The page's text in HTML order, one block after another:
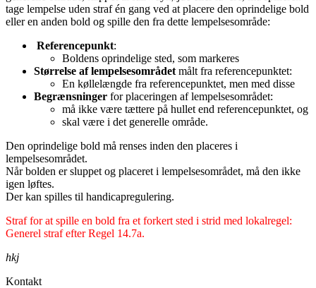
tage lempelse uden straf én gang ved at placere den oprindelige bold
eller en anden bold og spille den fra dette lempelsesområde:
Referencepunkt:
Boldens oprindelige sted, som markeres
Størrelse af lempelsesområdet målt fra referencepunktet:
En køllelængde fra referencepunktet, men med disse
Begrænsninger for placeringen af lempelsesområdet:
må ikke være tættere på hullet end referencepunktet, og
skal være i det generelle område.
Den oprindelige bold må renses inden den placeres i
lempelsesområdet.
Når bolden er sluppet og placeret i lempelsesområdet, må den ikke
igen løftes.
Der kan spilles til handicapregulering.
Straf for at spille en bold fra et forkert sted i strid med lokalregel:
Generel straf efter Regel 14.7a.
hkj
Kontakt